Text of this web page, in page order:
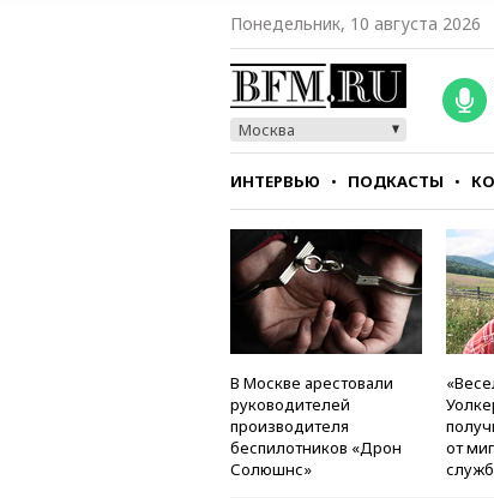
Понедельник, 10 августа 2026
Москва
ИНТЕРВЬЮ ПОДКАСТЫ
СТИЛЬ ТЕСТЫ
В Москве арестовали
руководителей
производителя
беспилотников «Дрон
Солюшнс»
от